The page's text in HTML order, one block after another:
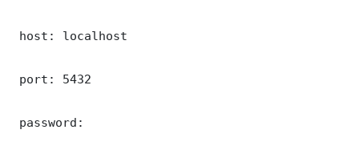
host: localhost
port: 5432
password: